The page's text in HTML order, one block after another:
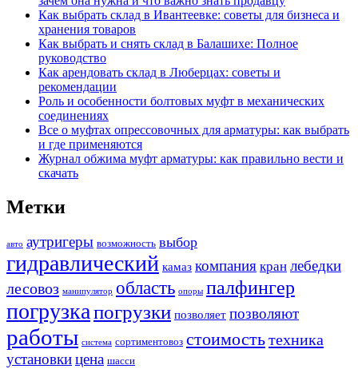
Как выбрать склад в Ивантеевке: советы для бизнеса и
хранения товаров
Как выбрать и снять склад в Балашихе: Полное
руководство
Как арендовать склад в Люберцах: советы и
рекомендации
Роль и особенности болтовых муфт в механических
соединениях
Все о муфтах опрессовочных для арматуры: как выбрать
и где применяются
Журнал обжима муфт арматуры: как правильно вести и
скачать
Метки
авто аутригеры возможность выбор
гидравлический камаз компания кран лебедки
лесовоз манипулятор область опоры палфингер
погрузкапогрузки позволяет позволяют
работы система сортиментовоз стоимостьтехника
установкицена шасси